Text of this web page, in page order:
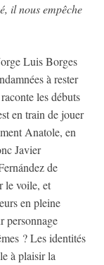
il nous empêche
Luis Borges
à rester
les débuts
en train de jouer
Anatole, en
Javier
de
le voile, et
en pleine
personnage
? Les identités
à plaisir la